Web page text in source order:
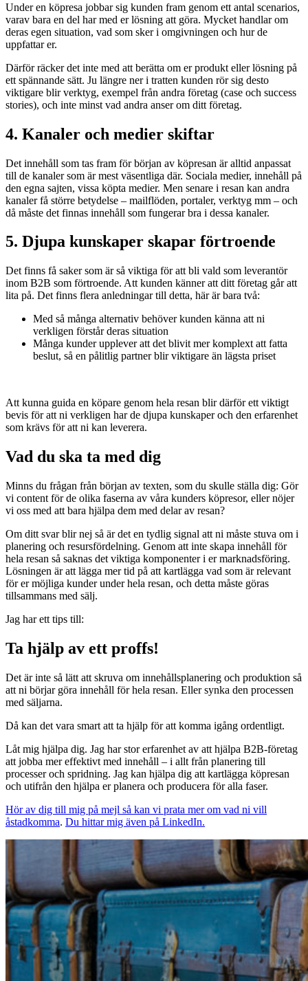
Under en köpresa jobbar sig kunden fram genom ett antal scenarios,
varav bara en del har med er lösning att göra. Mycket handlar om
deras egen situation, vad som sker i omgivningen och hur de
uppfattar er.
Därför räcker det inte med att berätta om er produkt eller lösning på
ett spännande sätt. Ju längre ner i tratten kunden rör sig desto
viktigare blir verktyg, exempel från andra företag (case och success
stories), och inte minst vad andra anser om ditt företag.
4. Kanaler och medier skiftar
Det innehåll som tas fram för början av köpresan är alltid anpassat
till de kanaler som är mest väsentliga där. Sociala medier, innehåll på
den egna sajten, vissa köpta medier. Men senare i resan kan andra
kanaler få större betydelse – mailflöden, portaler, verktyg mm – och
då måste det finnas innehåll som fungerar bra i dessa kanaler.
5. Djupa kunskaper skapar förtroende
Det finns få saker som är så viktiga för att bli vald som leverantör
inom B2B som förtroende. Att kunden känner att ditt företag går att
lita på. Det finns flera anledningar till detta, här är bara två:
Med så många alternativ behöver kunden känna att ni
verkligen förstår deras situation
Många kunder upplever att det blivit mer komplext att fatta
beslut, så en pålitlig partner blir viktigare än lägsta priset
Att kunna guida en köpare genom hela resan blir därför ett viktigt
bevis för att ni verkligen har de djupa kunskaper och den erfarenhet
som krävs för att ni kan leverera.
Vad du ska ta med dig
Minns du frågan från början av texten, som du skulle ställa dig: Gör
vi content för de olika faserna av våra kunders köpresor, eller nöjer
vi oss med att bara hjälpa dem med delar av resan?
Om ditt svar blir nej så är det en tydlig signal att ni måste stuva om i
planering och resursfördelning. Genom att inte skapa innehåll för
hela resan så saknas det viktiga komponenter i er marknadsföring.
Lösningen är att lägga mer tid på att kartlägga vad som är relevant
för er möjliga kunder under hela resan, och detta måste göras
tillsammans med sälj.
Jag har ett tips till:
Ta hjälp av ett proffs!
Det är inte så lätt att skruva om innehållsplanering och produktion så
att ni börjar göra innehåll för hela resan. Eller synka den processen
med säljarna.
Då kan det vara smart att ta hjälp för att komma igång ordentligt.
Låt mig hjälpa dig. Jag har stor erfarenhet av att hjälpa B2B-företag
att jobba mer effektivt med innehåll – i allt från planering till
processer och spridning. Jag kan hjälpa dig att kartlägga köpresan
och utifrån den hjälpa er planera och producera för alla faser.
Hör av dig till mig på mejl så kan vi prata mer om vad ni vill
åstadkomma. Du hittar mig även på LinkedIn.